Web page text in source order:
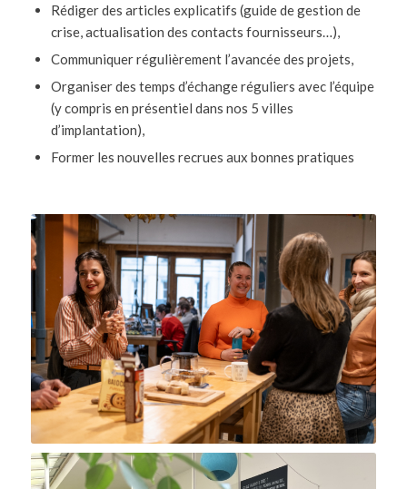
Rédiger des articles explicatifs (guide de gestion de
crise, actualisation des contacts fournisseurs…),
Communiquer régulièrement l’avancée des projets,
Organiser des temps d’échange réguliers avec l’équipe
(y compris en présentiel dans nos 5 villes
d’implantation),
Former les nouvelles recrues aux bonnes pratiques